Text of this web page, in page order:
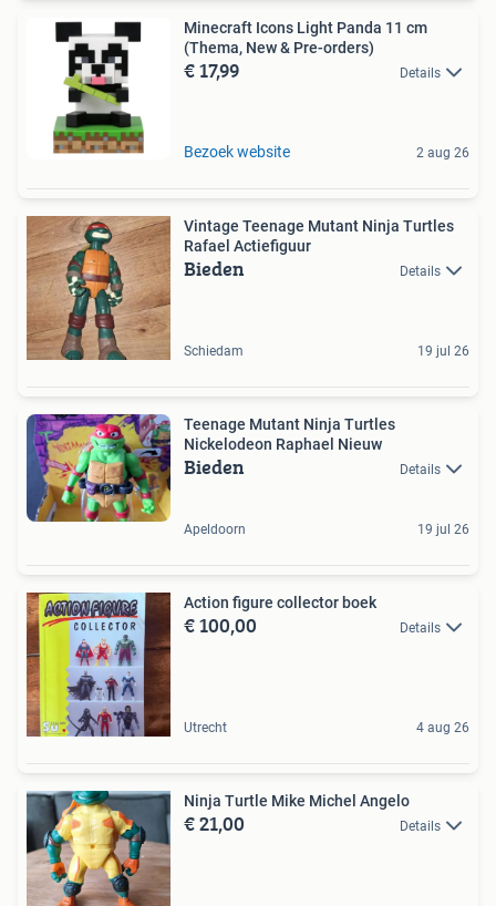
Minecraft Icons Light Panda 11 cm
(Thema, New & Pre-orders)
€ 17,99 Details
Bezoek website 2 aug 26
Vintage Teenage Mutant Ninja Turtles
Rafael Actiefiguur
Bieden Details
Schiedam 19 jul 26
Teenage Mutant Ninja Turtles
Nickelodeon Raphael Nieuw
Bieden Details
Apeldoorn 19 jul 26
Action figure collector boek
€ 100,00 Details
Utrecht 4 aug 26
Ninja Turtle Mike Michel Angelo
€ 21,00 Details